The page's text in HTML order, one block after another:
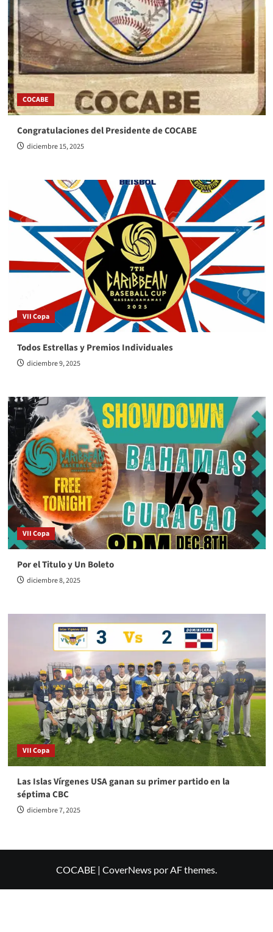
COCABE
Congratulaciones del Presidente de COCABE
diciembre 15, 2025
VII Copa
Todos Estrellas y Premios Individuales
diciembre 9, 2025
VII Copa
Por el Titulo y Un Boleto
diciembre 8, 2025
VII Copa
Las Islas Vírgenes USA ganan su primer partido en la
séptima CBC
diciembre 7, 2025
COCABE | CoverNews por AF themes.